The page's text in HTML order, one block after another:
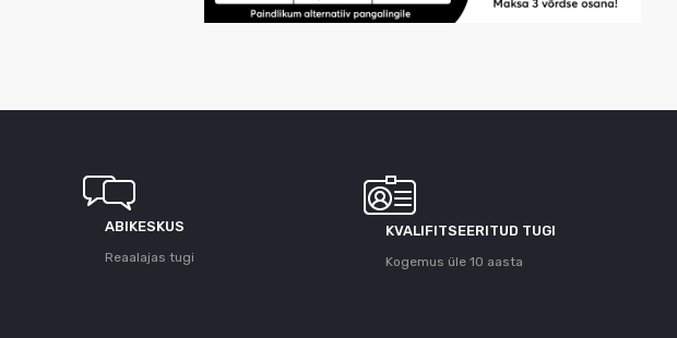
ABIKESKUS
Reaalajas tugi
KVALIFITSEERITUD TUGI
Kogemus üle 10 aasta